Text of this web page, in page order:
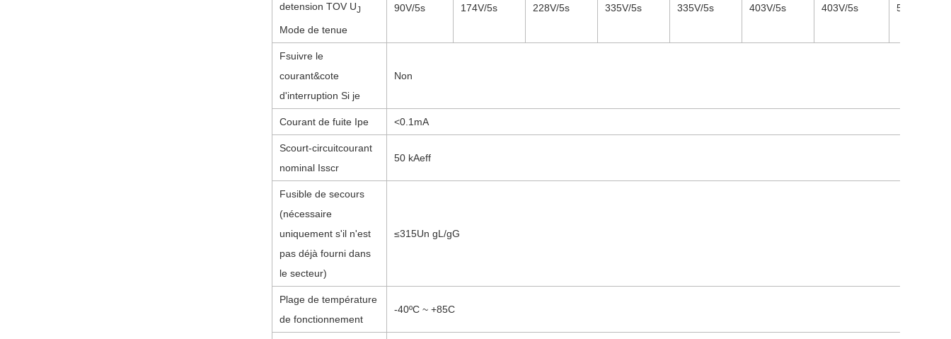
detension TOV UJ
Mode de tenue
90V/5s 174V/5s 228V/5s 335V/5s 335V/5s 403V/5s 403V/5s 580V/5s
Fsuivre le
courant&cote
d'interruption Si je
Non
Courant de fuite Ipe <0.1mA
Scourt-circuitcourant
nominal Isscr
50 kAeff
Fusible de secours
(nécessaire
uniquement s'il n'est
pas déjà fourni dans
le secteur)
≤315Un gL/gG
Plage de température
de fonctionnement
-40ºC ~ +85C